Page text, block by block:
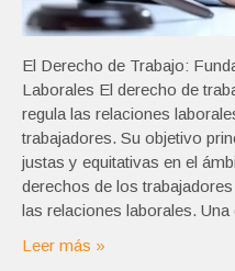
El Derecho de Trabajo:
Laborales El derecho de
regula las relaciones
trabajadores. Su objetivo
justas y equitativas en el
derechos de los
las relaciones laborales.
Leer más »